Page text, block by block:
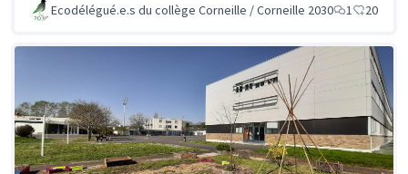
Ecodélégué.e.s du collège Corneille / Corneille 2030 1 20